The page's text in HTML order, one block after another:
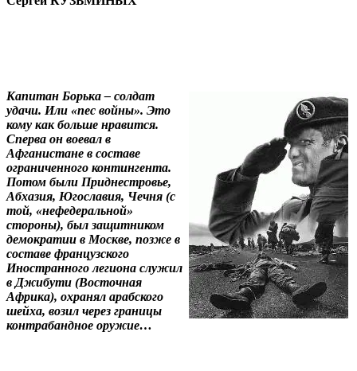
Капитан Борька – солдат
удачи. Или «пес войны». Это
кому как больше нравится.
Сперва он воевал в
Афганистане в составе
ограниченного контингента.
Потом были Приднестровье,
Абхазия, Югославия, Чечня (с
той, «нефедеральной»
стороны), был защитником
демократии в Москве, позже в
составе французского
Иностранного легиона служил
в Джибути (Восточная
Африка), охранял арабского
шейха, возил через границы
контрабандное оружие…